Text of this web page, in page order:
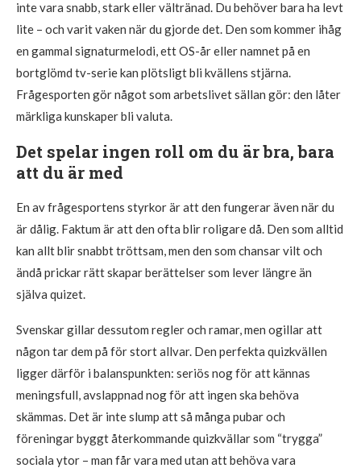
inte vara snabb, stark eller vältränad. Du behöver bara ha levt
lite – och varit vaken när du gjorde det. Den som kommer ihåg
en gammal signaturmelodi, ett OS-år eller namnet på en
bortglömd tv-serie kan plötsligt bli kvällens stjärna.
Frågesporten gör något som arbetslivet sällan gör: den låter
märkliga kunskaper bli valuta.
Det spelar ingen roll om du är bra, bara
att du är med
En av frågesportens styrkor är att den fungerar även när du
är dålig. Faktum är att den ofta blir roligare då. Den som alltid
kan allt blir snabbt tröttsam, men den som chansar vilt och
ändå prickar rätt skapar berättelser som lever längre än
själva quizet.
Svenskar gillar dessutom regler och ramar, men ogillar att
någon tar dem på för stort allvar. Den perfekta quizkvällen
ligger därför i balanspunkten: seriös nog för att kännas
meningsfull, avslappnad nog för att ingen ska behöva
skämmas. Det är inte slump att så många pubar och
föreningar byggt återkommande quizkvällar som “trygga”
sociala ytor – man får vara med utan att behöva vara